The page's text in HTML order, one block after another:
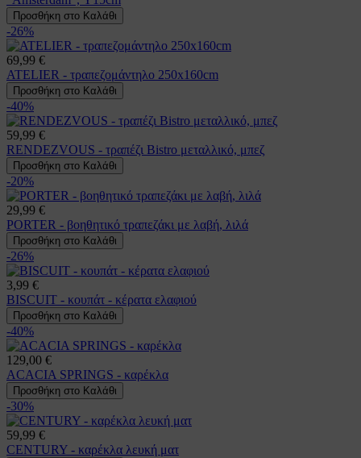
Προσθήκη στο Καλάθι
-26%
69,99 €
ATELIER - τραπεζομάντηλο 250x160cm
Προσθήκη στο Καλάθι
-40%
59,99 €
RENDEZVOUS - τραπέζι Bistro μεταλλικό, μπεζ
Προσθήκη στο Καλάθι
-20%
29,99 €
PORTER - βοηθητικό τραπεζάκι με λαβή, λιλά
Προσθήκη στο Καλάθι
-26%
3,99 €
BISCUIT - κουπάτ - κέρατα ελαφιού
Προσθήκη στο Καλάθι
-40%
129,00 €
ACACIA SPRINGS - καρέκλα
Προσθήκη στο Καλάθι
-30%
59,99 €
CENTURY - καρέκλα λευκή ματ